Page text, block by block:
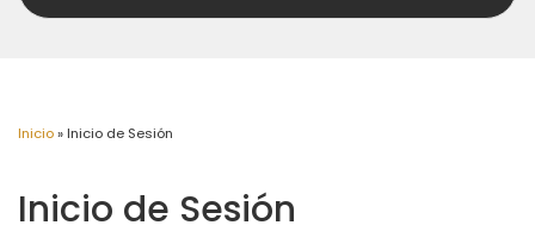
Inicio» Inicio de Sesión
Inicio de Sesión